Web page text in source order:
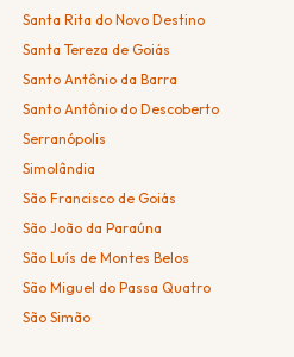
Santa Rita do Novo Destino
Santa Tereza de Goiás
Santo Antônio da Barra
Santo Antônio do Descoberto
Serranópolis
Simolândia
São Francisco de Goiás
São João da Paraúna
São Luís de Montes Belos
São Miguel do Passa Quatro
São Simão